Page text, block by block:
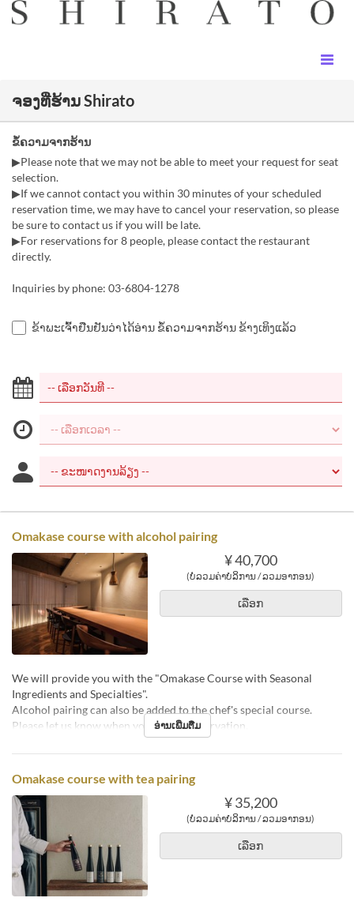
ຈອງທີ່ຮ້ານ Shirato
ຂໍ້ຄວາມຈາກຮ້ານ
▶Please note that we may not be able to meet your request for seat
selection.
▶If we cannot contact you within 30 minutes of your scheduled
reservation time, we may have to cancel your reservation, so please
be sure to contact us if you will be late.
▶For reservations for 8 people, please contact the restaurant
directly.
Inquiries by phone: 03-6804-1278
ຂ້າພະເຈົ້າຢືນຢັນວ່າໄດ້ອ່ານ ຂໍ້ຄວາມຈາກຮ້ານ ຂ້າງເທິງແລ້ວ
Omakase course with alcohol pairing
¥ 40,700
(ບໍ່ລວມຄ່າບໍລິການ / ລວມອາກອນ)
ເລືອກ
We will provide you with the "Omakase Course with Seasonal
Ingredients and Specialties".
Alcohol pairing can also be added to the chef's special course.
Please let us know when you make a reservation.
ອ່ານເພີ່ມຕື່ມ
Omakase course with tea pairing
¥ 35,200
(ບໍ່ລວມຄ່າບໍລິການ / ລວມອາກອນ)
ເລືອກ